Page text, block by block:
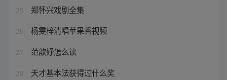
25 郑怀兴戏剧全集
26 杨雯梓清唱苹果香视频
27 范歆妤怎么读
28 天才基本法获得过什么奖